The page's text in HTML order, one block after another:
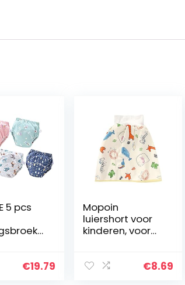
5 pcs
€19.79
Mopoin
luiershort voor
kinderen, voor
rok met hoge€8.69